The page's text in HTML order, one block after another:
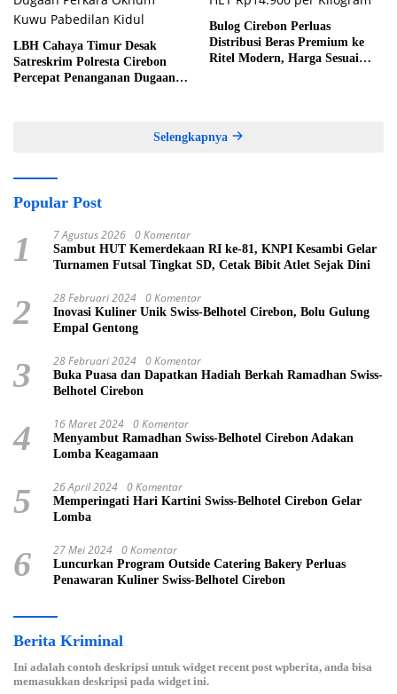
LBH Cahaya Timur Desak
Satreskrim Polresta Cirebon
Percepat Penanganan Dugaan
Bulog Cirebon Perluas
Distribusi Beras Premium ke
Ritel Modern, Harga Sesuai
Selengkapnya
Popular Post
1 7 Agustus 2026 0 Komentar
Sambut HUT Kemerdekaan RI ke-81, KNPI Kesambi Gelar
Turnamen Futsal Tingkat SD, Cetak Bibit Atlet Sejak Dini
2 28 Februari 2024 0 Komentar
Inovasi Kuliner Unik Swiss-Belhotel Cirebon, Bolu Gulung
Empal Gentong
3 28 Februari 2024 0 Komentar
Buka Puasa dan Dapatkan Hadiah Berkah Ramadhan Swiss-
Belhotel Cirebon
4 16 Maret 2024 0 Komentar
Menyambut Ramadhan Swiss-Belhotel Cirebon Adakan
Lomba Keagamaan
5 26 April 2024 0 Komentar
Memperingati Hari Kartini Swiss-Belhotel Cirebon Gelar
Lomba
6 27 Mei 2024 0 Komentar
Luncurkan Program Outside Catering Bakery Perluas
Penawaran Kuliner Swiss-Belhotel Cirebon
Berita Kriminal
Ini adalah contoh deskripsi untuk widget recent post wpberita, anda bisa
memasukkan deskripsi pada widget ini.